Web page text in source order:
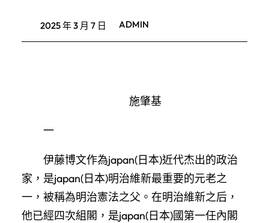
2025 年 3 月 7 日 ADMIN
施肇基
一
伊藤博文作為japan(日本)近代杰出的政治
家，是japan(日本)明治維新最重要的元老之
一，被稱為明治憲法之父。在明治維新之后，
他已經四次組閣，是japan(日本)國第一任內閣